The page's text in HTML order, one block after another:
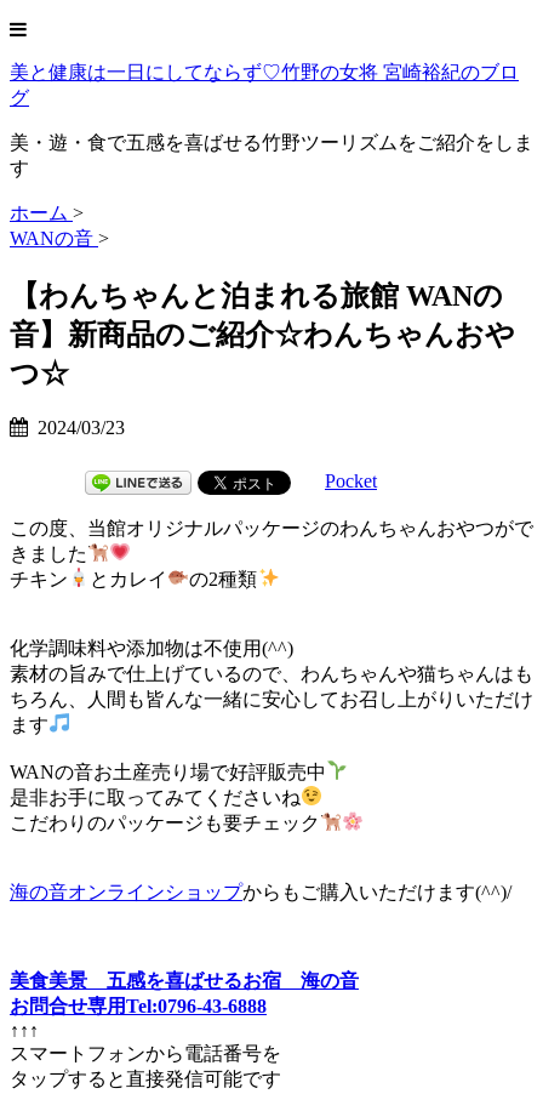
美と健康は一日にしてならず♡竹野の女将 宮崎裕紀のブロ
グ
美・遊・食で五感を喜ばせる竹野ツーリズムをご紹介をしま
す
ホーム >
WANの音 >
【わんちゃんと泊まれる旅館 WANの
音】新商品のご紹介☆わんちゃんおや
つ☆
2024/03/23
Pocket
この度、当館オリジナルパッケージのわんちゃんおやつがで
きました
チキン
とカレイ の2種類
化学調味料や添加物は不使用(^^)
素材の旨みで仕上げているので、わんちゃんや猫ちゃんはも
ちろん、人間も皆んな一緒に安心してお召し上がりいただけ
ます
WANの音お土産売り場で好評販売中
是非お手に取ってみてくださいね
こだわりのパッケージも要チェック
海の音オンラインショップからもご購入いただけます(^^)/
美食美景 五感を喜ばせるお宿 海の音
お問合せ専用Tel:0796-43-6888
↑↑↑
スマートフォンから電話番号を
タップすると直接発信可能です